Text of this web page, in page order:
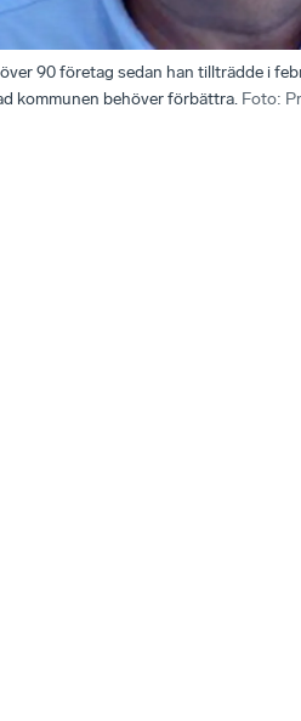
90 företag sedan han tillträdde i
kommunen behöver förbättra. Foto: